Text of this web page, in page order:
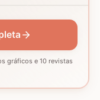
gráficos e 10 revistas